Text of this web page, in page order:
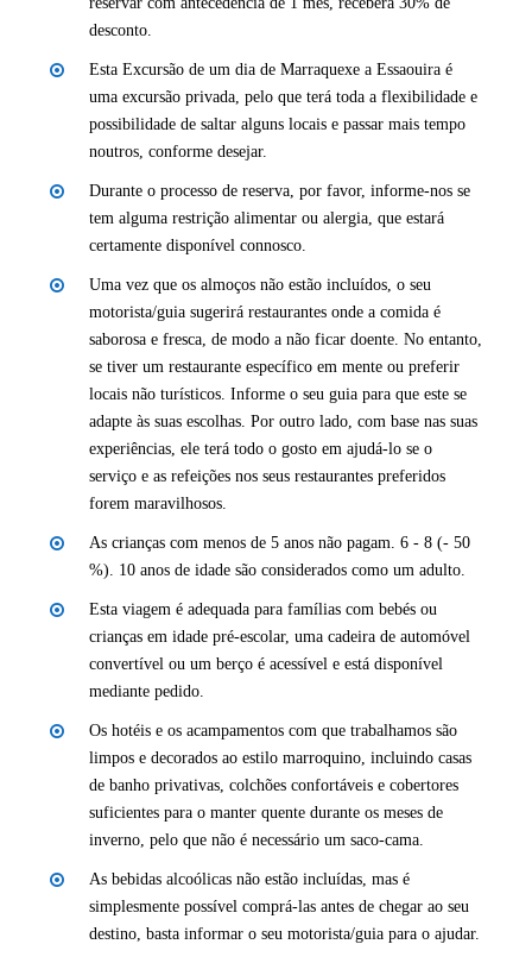
desconto.
Esta Excursão de um dia de Marraquexe a Essaouira é
uma excursão privada, pelo que terá toda a flexibilidade e
possibilidade de saltar alguns locais e passar mais tempo
noutros, conforme desejar.
Durante o processo de reserva, por favor, informe-nos se
tem alguma restrição alimentar ou alergia, que estará
certamente disponível connosco.
Uma vez que os almoços não estão incluídos, o seu
motorista/guia sugerirá restaurantes onde a comida é
saborosa e fresca, de modo a não ficar doente. No entanto,
se tiver um restaurante específico em mente ou preferir
locais não turísticos. Informe o seu guia para que este se
adapte às suas escolhas. Por outro lado, com base nas suas
experiências, ele terá todo o gosto em ajudá-lo se o
serviço e as refeições nos seus restaurantes preferidos
forem maravilhosos.
As crianças com menos de 5 anos não pagam. 6 - 8 (- 50
%). 10 anos de idade são considerados como um adulto.
Esta viagem é adequada para famílias com bebés ou
crianças em idade pré-escolar, uma cadeira de automóvel
convertível ou um berço é acessível e está disponível
mediante pedido.
Os hotéis e os acampamentos com que trabalhamos são
limpos e decorados ao estilo marroquino, incluindo casas
de banho privativas, colchões confortáveis e cobertores
suficientes para o manter quente durante os meses de
inverno, pelo que não é necessário um saco-cama.
As bebidas alcoólicas não estão incluídas, mas é
simplesmente possível comprá-las antes de chegar ao seu
destino, basta informar o seu motorista/guia para o ajudar.